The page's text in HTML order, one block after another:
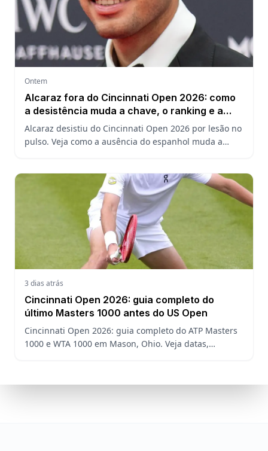
Ontem
Alcaraz fora do Cincinnati Open 2026: como
a desistência muda a chave, o ranking e a
defesa do US Open
Alcaraz desistiu do Cincinnati Open 2026 por lesão no
pulso. Veja como a ausência do espanhol muda a
3 dias atrás
Cincinnati Open 2026: guia completo do
último Masters 1000 antes do US Open
Cincinnati Open 2026: guia completo do ATP Masters
1000 e WTA 1000 em Mason, Ohio. Veja datas,